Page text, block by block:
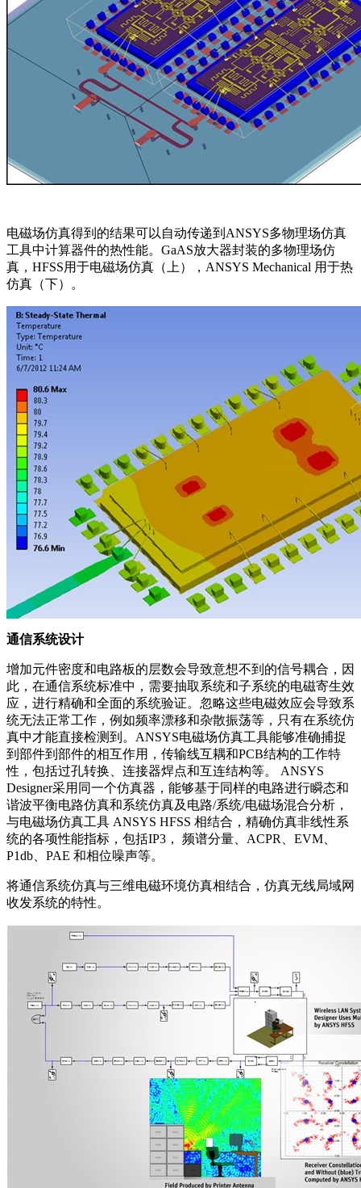
电磁场仿真得到的结果可以自动传递到ANSYS多物理场仿真
工具中计算器件的热性能。GaAS放大器封装的多物理场仿
真，HFSS用于电磁场仿真（上），ANSYS Mechanical 用于热
仿真（下）。
通信系统设计
增加元件密度和电路板的层数会导致意想不到的信号耦合，因
此，在通信系统标准中，需要抽取系统和子系统的电磁寄生效
应，进行精确和全面的系统验证。忽略这些电磁效应会导致系
统无法正常工作，例如频率漂移和杂散振荡等，只有在系统仿
真中才能直接检测到。ANSYS电磁场仿真工具能够准确捕捉
到部件到部件的相互作用，传输线互耦和PCB结构的工作特
性，包括过孔转换、连接器焊点和互连结构等。 ANSYS
Designer采用同一个仿真器，能够基于同样的电路进行瞬态和
谐波平衡电路仿真和系统仿真及电路/系统/电磁场混合分析，
与电磁场仿真工具 ANSYS HFSS 相结合，精确仿真非线性系
统的各项性能指标，包括IP3， 频谱分量、ACPR、EVM、
P1db、PAE 和相位噪声等。
将通信系统仿真与三维电磁环境仿真相结合，仿真无线局域网
收发系统的特性。